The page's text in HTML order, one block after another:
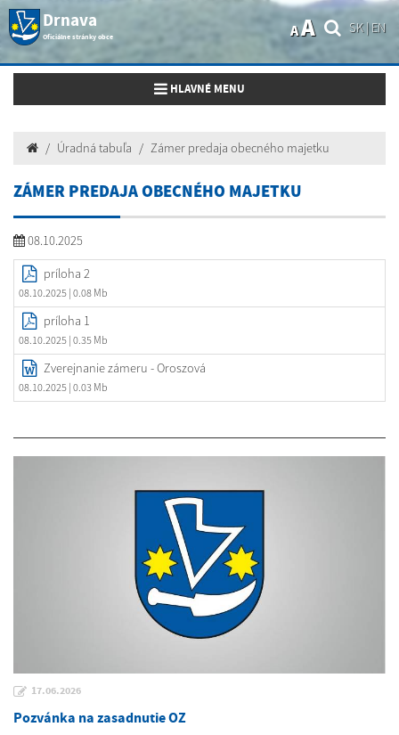
Drnava
Oficiálne stránky obce
SK| EN
AA
Toggle navigation
HLAVNÉ MENU
Úradná tabuľa Zámer predaja obecného majetku
ZÁMER PREDAJA OBECNÉHO MAJETKU
08.10.2025
príloha 2
08.10.2025 | 0.08 Mb
príloha 1
08.10.2025 | 0.35 Mb
Zverejnanie zámeru - Oroszová
08.10.2025 | 0.03 Mb
17.06.2026
Pozvánka na zasadnutie OZ